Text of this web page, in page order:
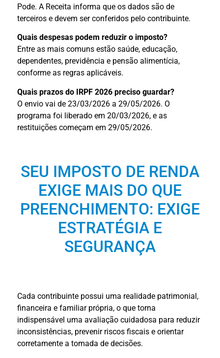
Pode. A Receita informa que os dados são de
terceiros e devem ser conferidos pelo contribuinte.
Quais despesas podem reduzir o imposto?
Entre as mais comuns estão saúde, educação,
dependentes, previdência e pensão alimentícia,
conforme as regras aplicáveis.
Quais prazos do IRPF 2026 preciso guardar?
O envio vai de 23/03/2026 a 29/05/2026. O
programa foi liberado em 20/03/2026, e as
restituições começam em 29/05/2026.
SEU IMPOSTO DE RENDA
EXIGE MAIS DO QUE
PREENCHIMENTO: EXIGE
ESTRATÉGIA E
SEGURANÇA
Cada contribuinte possui uma realidade patrimonial,
financeira e familiar própria, o que torna
indispensável uma avaliação cuidadosa para reduzir
inconsistências, prevenir riscos fiscais e orientar
corretamente a tomada de decisões.